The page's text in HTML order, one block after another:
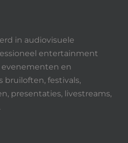
in audiovisuele
entertainment
en
bruiloften, festivals,
presentaties, livestreams,